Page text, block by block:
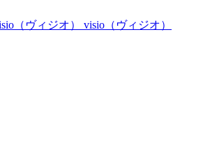
visio（ヴィジオ）